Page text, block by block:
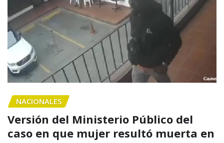
NACIONALES
Versión del Ministerio Público del
caso en que mujer resultó muerta en